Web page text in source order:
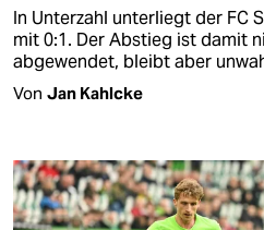
In Unterzahl unterliegt der FC
mit 0:1. Der Abstieg ist damit
abgewendet, bleibt aber
Von Jan Kahlcke